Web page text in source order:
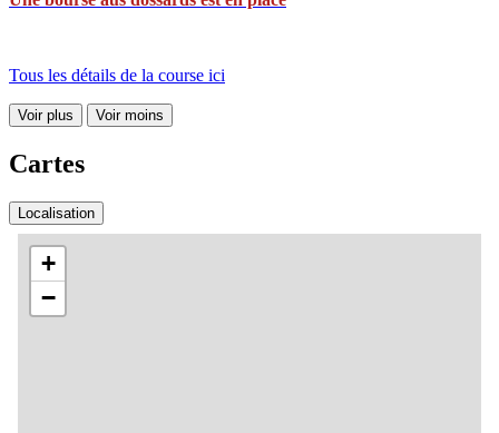
Tous les détails de la course ici
Voir plus Voir moins
Cartes
Localisation